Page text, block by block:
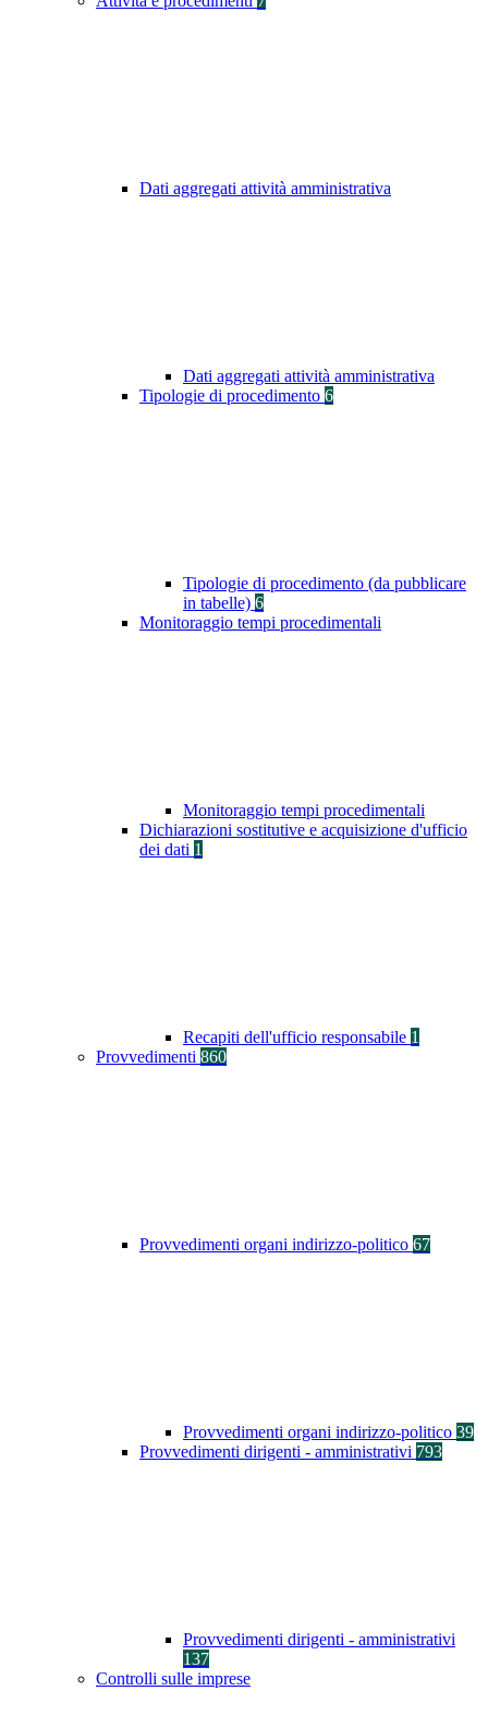
Dati aggregati attività amministrativa
Dati aggregati attività amministrativa
Tipologie di procedimento 6
Tipologie di procedimento (da pubblicare
in tabelle) 6
Monitoraggio tempi procedimentali
Monitoraggio tempi procedimentali
Dichiarazioni sostitutive e acquisizione d'ufficio
dei dati 1
Recapiti dell'ufficio responsabile 1
Provvedimenti 860
Provvedimenti organi indirizzo-politico 67
Provvedimenti organi indirizzo-politico 39
Provvedimenti dirigenti - amministrativi 793
Provvedimenti dirigenti - amministrativi
137
Controlli sulle imprese